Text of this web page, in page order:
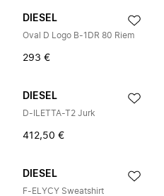
DIESEL
Oval D Logo B-1DR 80 Riem
293 €
DIESEL
D-ILETTA-T2 Jurk
412,50 €
DIESEL
F-ELYCY Sweatshirt